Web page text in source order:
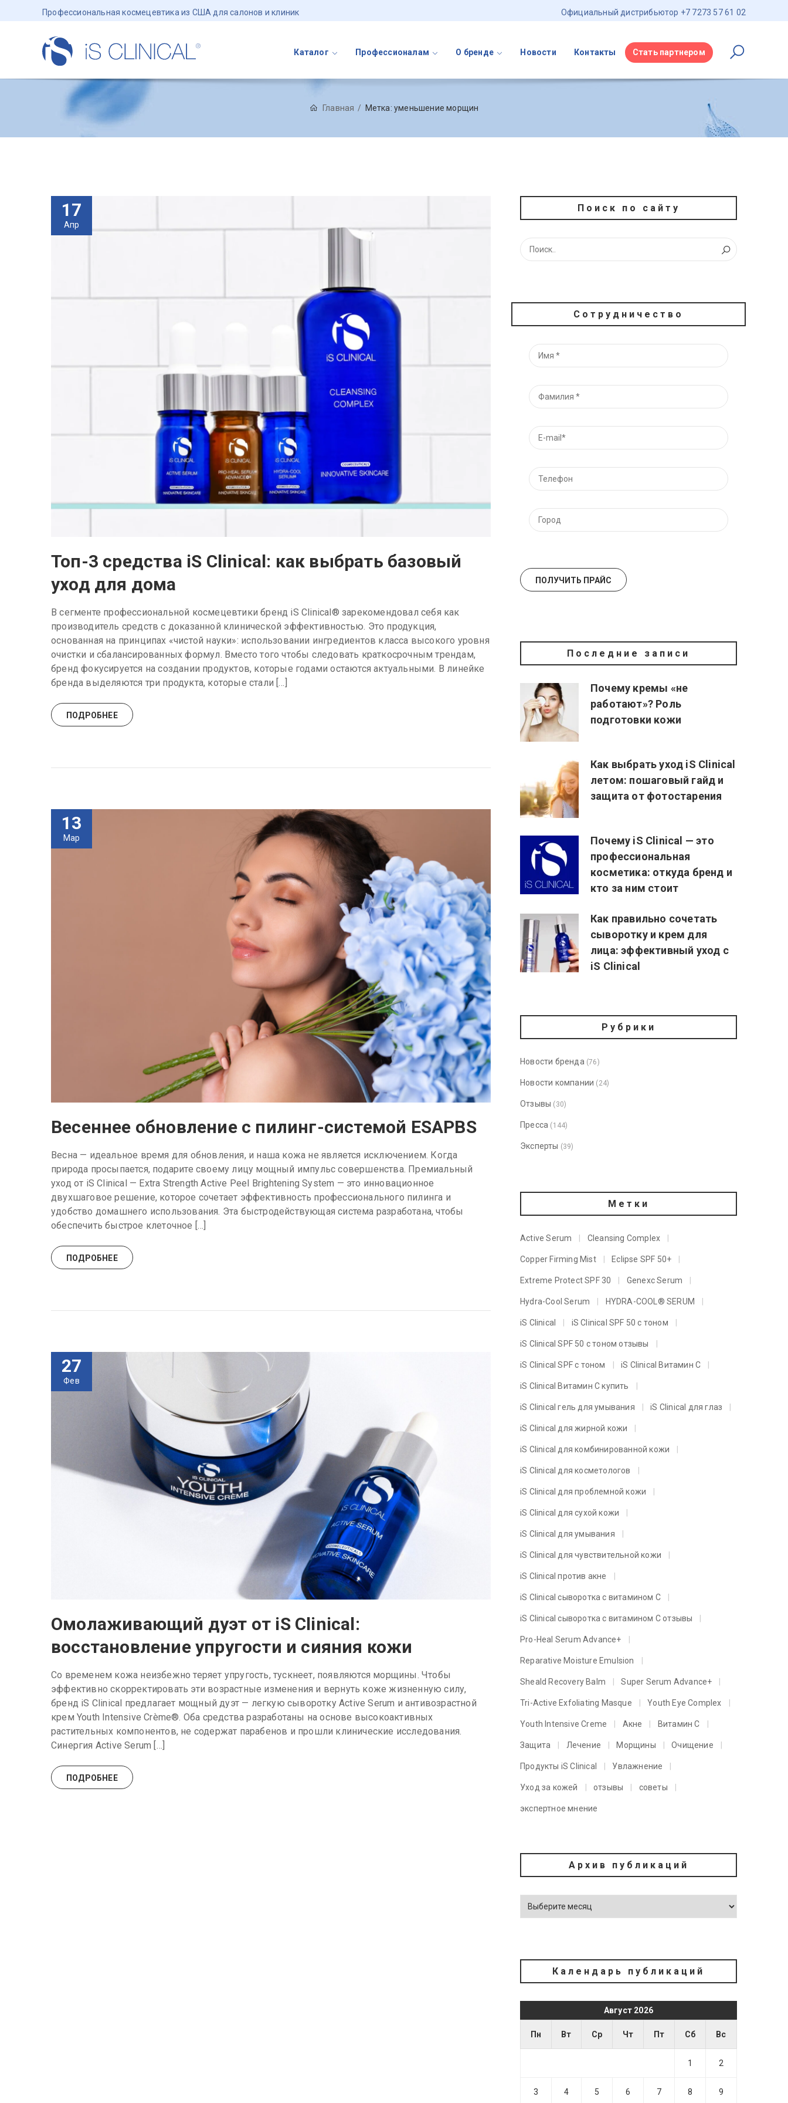
Профессиональная космецевтика из США для салонов и клиник Официальный дистрибьютор +7 7273 57 61 02
Каталог Профессионалам О бренде Новости Контакты Стать партнером
Главная Метка: уменьшение морщин
17
Апр
Топ-3 средства iS Clinical: как выбрать базовый
уход для дома
В сегменте профессиональной космецевтики бренд iS Clinical® зарекомендовал себя как
производитель средств с доказанной клинической эффективностью. Это продукция,
основанная на принципах «чистой науки»: использовании ингредиентов класса высокого уровня
очистки и сбалансированных формул. Вместо того чтобы следовать краткосрочным трендам,
бренд фокусируется на создании продуктов, которые годами остаются актуальными. В линейке
бренда выделяются три продукта, которые стали […]
ПОДРОБНЕЕ
13
Мар
Весеннее обновление с пилинг-системой ESAPBS
Весна — идеальное время для обновления, и наша кожа не является исключением. Когда
природа просыпается, подарите своему лицу мощный импульс совершенства. Премиальный
уход от iS Clinical — Extra Strength Active Peel Brightening System — это инновационное
двухшаговое решение, которое сочетает эффективность профессионального пилинга и
удобство домашнего использования. Эта быстродействующая система разработана, чтобы
обеспечить быстрое клеточное […]
ПОДРОБНЕЕ
27
Фев
Омолаживающий дуэт от iS Clinical:
восстановление упругости и сияния кожи
Со временем кожа неизбежно теряет упругость, тускнеет, появляются морщины. Чтобы
эффективно скорректировать эти возрастные изменения и вернуть коже жизненную силу,
бренд iS Clinical предлагает мощный дуэт — легкую сыворотку Active Serum и антивозрастной
крем Youth Intensive Crème®. Оба средства разработаны на основе высокоактивных
растительных компонентов, не содержат парабенов и прошли клинические исследования.
Синергия Active Serum […]
ПОДРОБНЕЕ
Поиск по сайту
Сотрудничество
Последние записи
Почему кремы «не
работают»? Роль
подготовки кожи
Как выбрать уход iS Clinical
летом: пошаговый гайд и
защита от фотостарения
Почему iS Clinical — это
профессиональная
косметика: откуда бренд и
кто за ним стоит
Как правильно сочетать
сыворотку и крем для
лица: эффективный уход с
iS Clinical
Рубрики
Новости бренда (76)
Новости компании (24)
Отзывы (30)
Пресса (144)
Эксперты (39)
Метки
Active Serum Cleansing Complex
Copper Firming Mist Eclipse SPF 50+
Extreme Protect SPF 30 Genexc Serum
Hydra-Cool Serum HYDRA-COOL® SERUM
iS Clinical iS Clinical SPF 50 с тоном
iS Clinical SPF 50 с тоном отзывы
iS Clinical SPF с тоном iS Clinical Витамин C
iS Clinical Витамин C купить
iS Clinical гель для умывания iS Clinical для глаз
iS Clinical для жирной кожи
iS Clinical для комбинированной кожи
iS Clinical для косметологов
iS Clinical для проблемной кожи
iS Clinical для сухой кожи
iS Clinical для умывания
iS Clinical для чувствительной кожи
iS Clinical против акне
iS Clinical сыворотка с витамином C
iS Clinical сыворотка с витамином C отзывы
Pro-Heal Serum Advance+
Reparative Moisture Emulsion
Sheald Recovery Balm Super Serum Advance+
Tri-Active Exfoliating Masque Youth Eye Complex
Youth Intensive Creme Акне Витамин C
Защита Лечение Морщины Очищение
Продукты iS Clinical Увлажнение
Уход за кожей отзывы советы
экспертное мнение
Архив публикаций
Календарь публикаций
Август 2026
Пн Вт Ср Чт Пт Сб Вс
1 2
3 4 5 6 7 8 9